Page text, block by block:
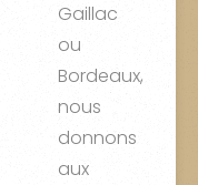
Gaillac
ou
Bordeaux,
nous
donnons
aux